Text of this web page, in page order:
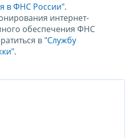
в ФНС России".
интернет-
обеспечения ФНС
в "Службу